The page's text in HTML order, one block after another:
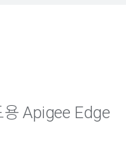
Apigee Edge